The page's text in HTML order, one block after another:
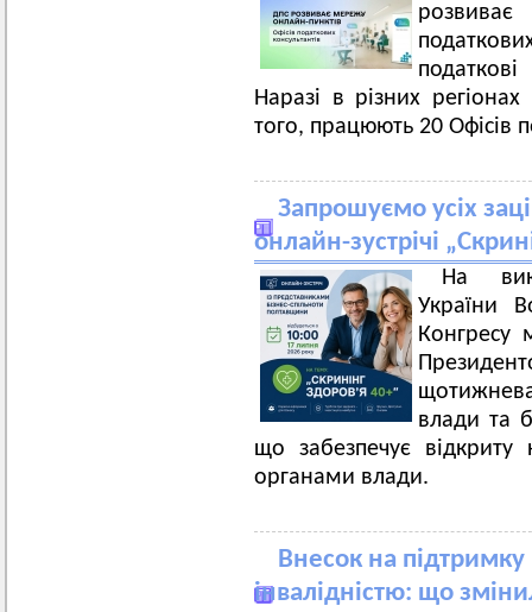
Наразі в різних
того, працюють 20 Офісів
Запрошуємо усіх
онлайн-зустрічі
На
України
Конгресу
влади та
що забезпечує
органами влади.
Внесок на
інвалідністю: що